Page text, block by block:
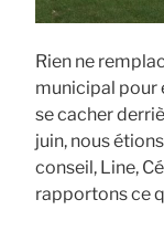
Rien ne
municipal pour
se cacher
juin, nous
conseil, Line,
rapportons ce